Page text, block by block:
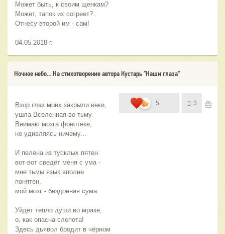
Может быть, к своим щенкам?
Может, тапок их согреет?..
Отнесу второй им - сам!
04.05.2018 г.
Ночное небо... На стихотворение автора Кустарь "Наши глаза"
Взор глаз моих закрыли веки,
ушла Вселенная во тьму.
Внимаю мозга фонотеке,
не удивляясь ничему...
И пелена из тусклых пятен
вот-вот сведёт меня с ума -
мне тьмы язык вполне
понятен,
мой мозг - бездонная сума.
Уйдёт тепло души во мраке,
о, как опасна слепота!
Здесь дьявол бродит в чёрном
5 3